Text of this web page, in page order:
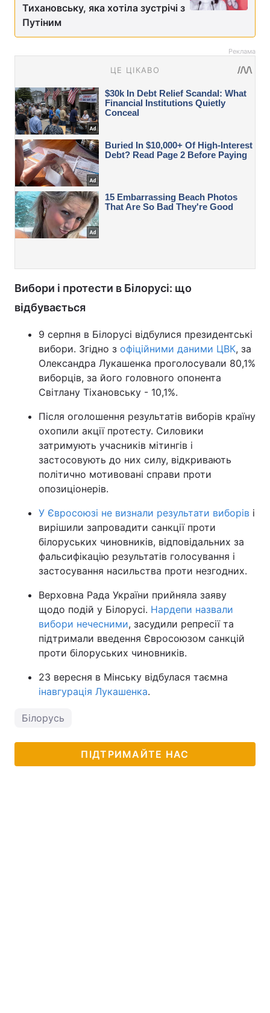
Тихановську, яка хотіла зустрічі з
Путіним
Реклама
Вибори і протести в Білорусі: що
відбувається
9 серпня в Білорусі відбулися президентські
вибори. Згідно з офіційними даними ЦВК, за
Олександра Лукашенка проголосували 80,1%
виборців, за його головного опонента
Світлану Тіхановську - 10,1%.
Після оголошення результатів виборів країну
охопили акції протесту. Силовики
затримують учасників мітингів і
застосовують до них силу, відкривають
політично мотивовані справи проти
опозиціонерів.
У Євросоюзі не визнали результати виборів і
вирішили запровадити санкції проти
білоруських чиновників, відповідальних за
фальсифікацію результатів голосування і
застосування насильства проти незгодних.
Верховна Рада України прийняла заяву
щодо подій у Білорусі. Нардепи назвали
вибори нечесними, засудили репресії та
підтримали введення Євросоюзом санкцій
проти білоруських чиновників.
23 вересня в Мінську відбулася таємна
інавгурація Лукашенка.
Білорусь
ПІДТРИМАЙТЕ НАС